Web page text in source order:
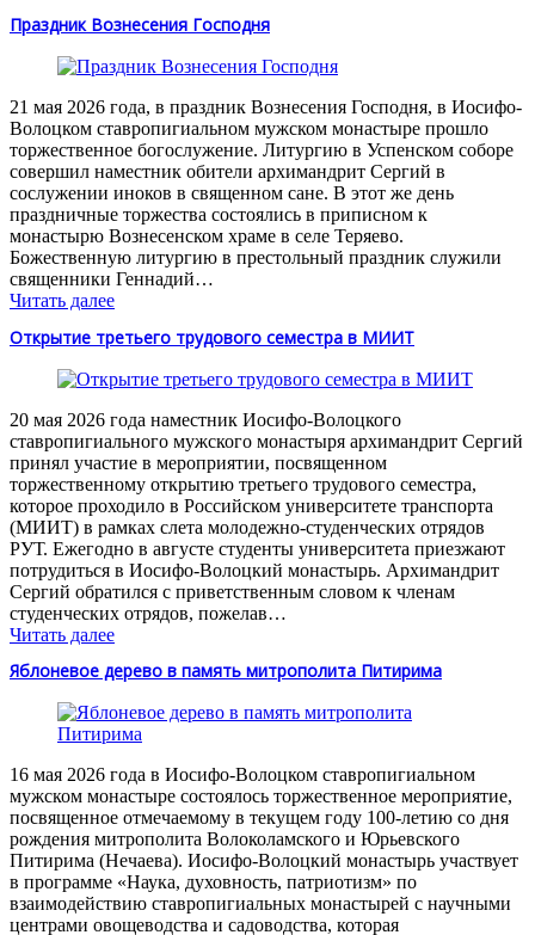
Праздник Вознесения Господня
21 мая 2026 года, в праздник Вознесения Господня, в Иосифо-
Волоцком ставропигиальном мужском монастыре прошло
торжественное богослужение. Литургию в Успенском соборе
совершил наместник обители архимандрит Сергий в
сослужении иноков в священном сане. В этот же день
праздничные торжества состоялись в приписном к
монастырю Вознесенском храме в селе Теряево.
Божественную литургию в престольный праздник служили
священники Геннадий…
Читать далее
Открытие третьего трудового семестра в МИИТ
20 мая 2026 года наместник Иосифо-Волоцкого
ставропигиального мужского монастыря архимандрит Сергий
принял участие в мероприятии, посвященном
торжественному открытию третьего трудового семестра,
которое проходило в Российском университете транспорта
(МИИТ) в рамках слета молодежно-студенческих отрядов
РУТ. Ежегодно в августе студенты университета приезжают
потрудиться в Иосифо-Волоцкий монастырь. Архимандрит
Сергий обратился с приветственным словом к членам
студенческих отрядов, пожелав…
Читать далее
Яблоневое дерево в память митрополита Питирима
16 мая 2026 года в Иосифо-Волоцком ставропигиальном
мужском монастыре состоялось торжественное мероприятие,
посвященное отмечаемому в текущем году 100-летию со дня
рождения митрополита Волоколамского и Юрьевского
Питирима (Нечаева). Иосифо-Волоцкий монастырь участвует
в программе «Наука, духовность, патриотизм» по
взаимодействию ставропигиальных монастырей с научными
центрами овощеводства и садоводства, которая